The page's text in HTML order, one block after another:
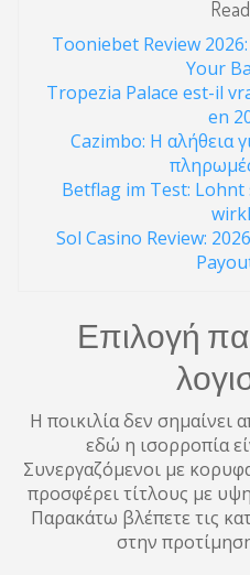
Tooniebet Review
Your
Tropezia Palace est-il
en
Cazimbo: Η αλήθεια
Betflag im Test:
Sol Casino Review:
Επιλογή
Η ποικιλία δεν σημαίνει
εδώ η ισορροπία
Συνεργαζόμενοι με
προσφέρει τίτλους με
Παρακάτω βλέπετε τις
στην